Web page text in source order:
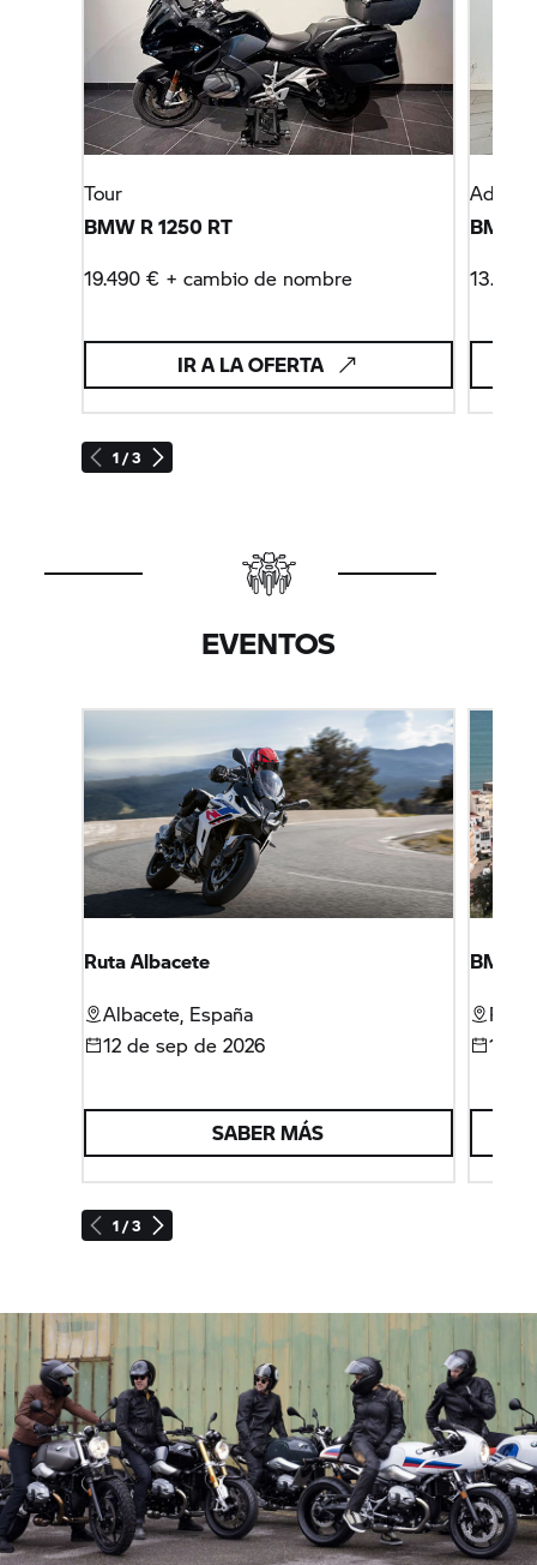
1 / 3
Tour
BMW R 1250 RT
19.490 € + cambio de nombre
IR A LA OFERTA
BMW
EVENTOS
1 / 3
Ruta Albacete
Albacete, España
12 de sep de 2026
SABER MÁS
BMW
16 -